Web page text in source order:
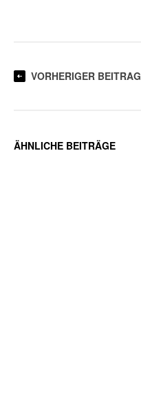
VORHERIGER BEITRAG
ÄHNLICHE BEITRÄGE